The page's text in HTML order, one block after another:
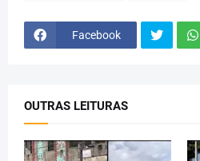
Facebook
OUTRAS LEITURAS